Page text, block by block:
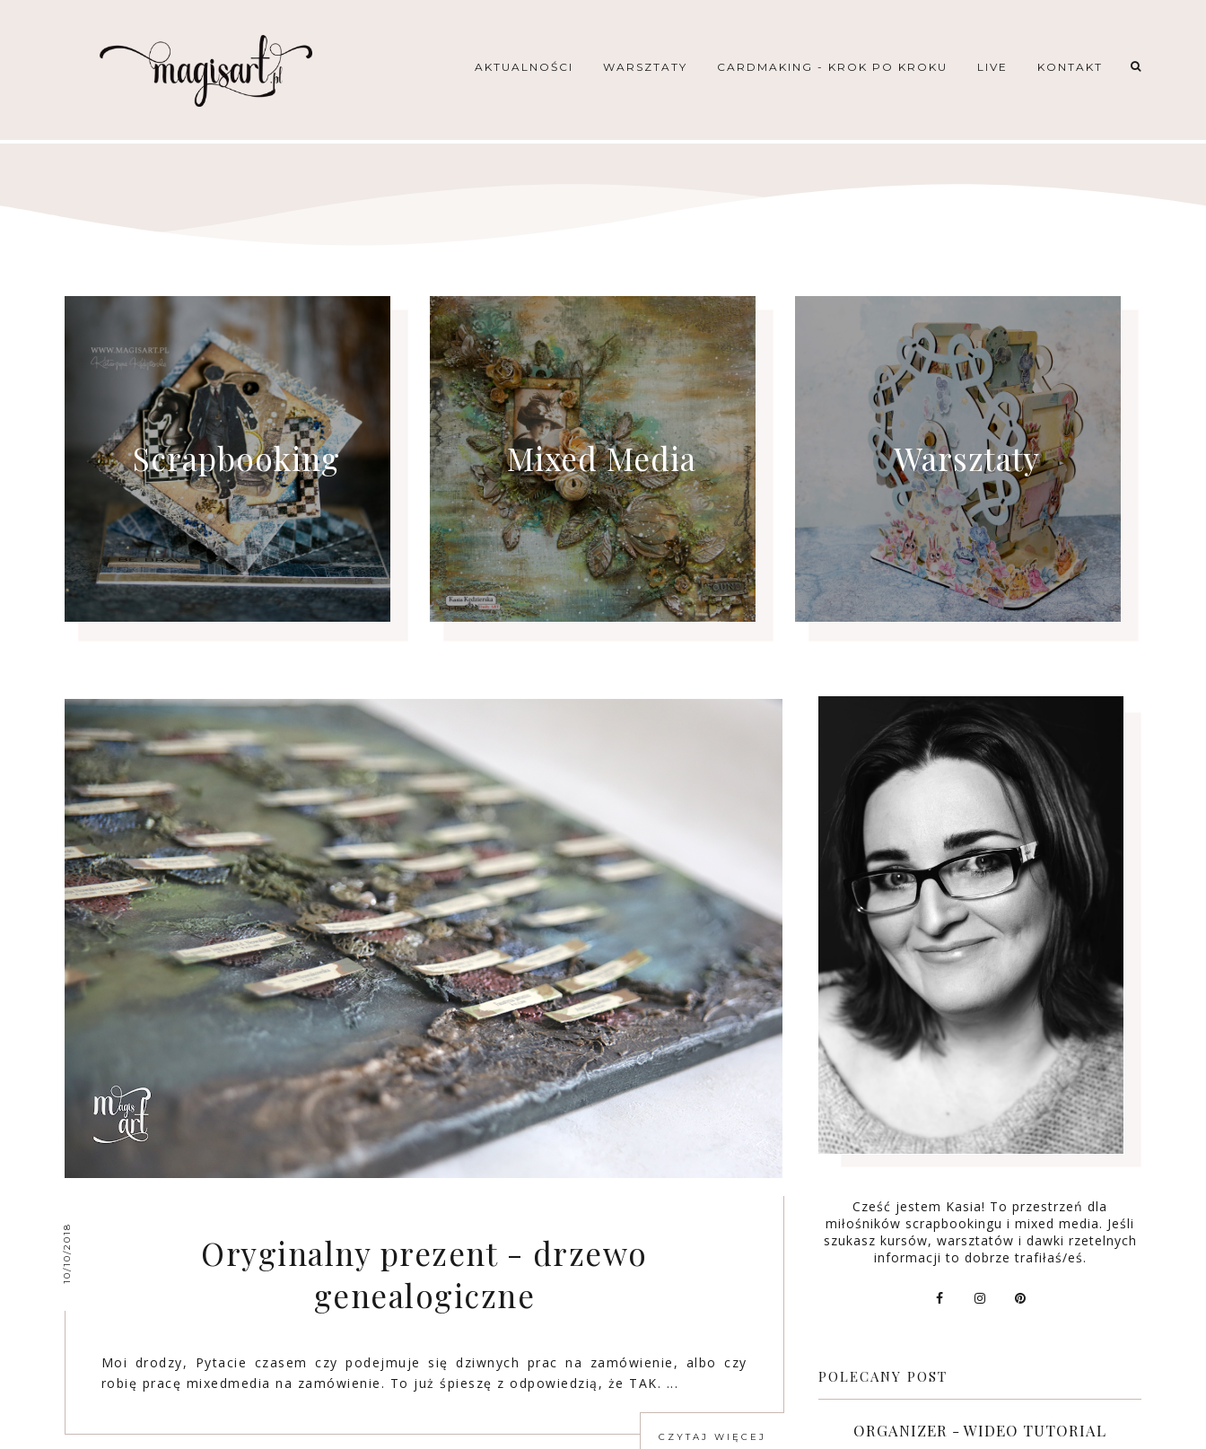
AKTUALNOŚCI WARSZTATY CARDMAKING - KROK PO KROKU LIVE KONTAKT
Scrapbooking Mixed Media Warsztaty
10/10/2018
Oryginalny prezent - drzewo
genealogiczne
Moi drodzy, Pytacie czasem czy podejmuje się dziwnych prac na zamówienie, albo czy
robię pracę mixedmedia na zamówienie. To już śpieszę z odpowiedzią, że TAK. ...
CZYTAJ WIĘCEJ
Cześć jestem Kasia! To przestrzeń dla
miłośników scrapbookingu i mixed media. Jeśli
szukasz kursów, warsztatów i dawki rzetelnych
informacji to dobrze trafiłaś/eś.
POLECANY POST
ORGANIZER - WIDEO TUTORIAL